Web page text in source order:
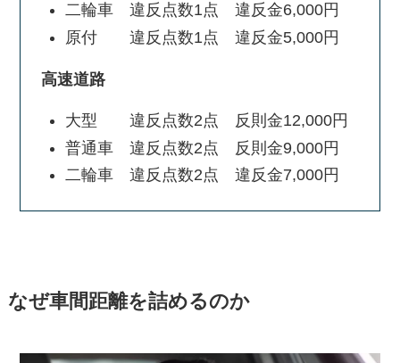
二輪車 違反点数1点 違反金6,000円
原付 違反点数1点 違反金5,000円
高速道路
大型 違反点数2点 反則金12,000円
普通車 違反点数2点 反則金9,000円
二輪車 違反点数2点 違反金7,000円
なぜ車間距離を詰めるのか